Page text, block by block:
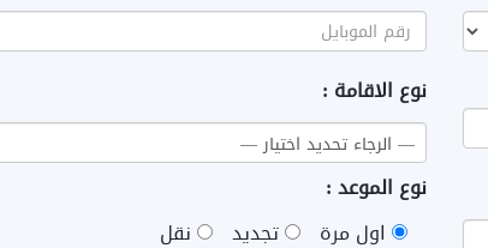
نوع الاقامة :
نوع الموعد :
اول مرة
تجديد
نقل